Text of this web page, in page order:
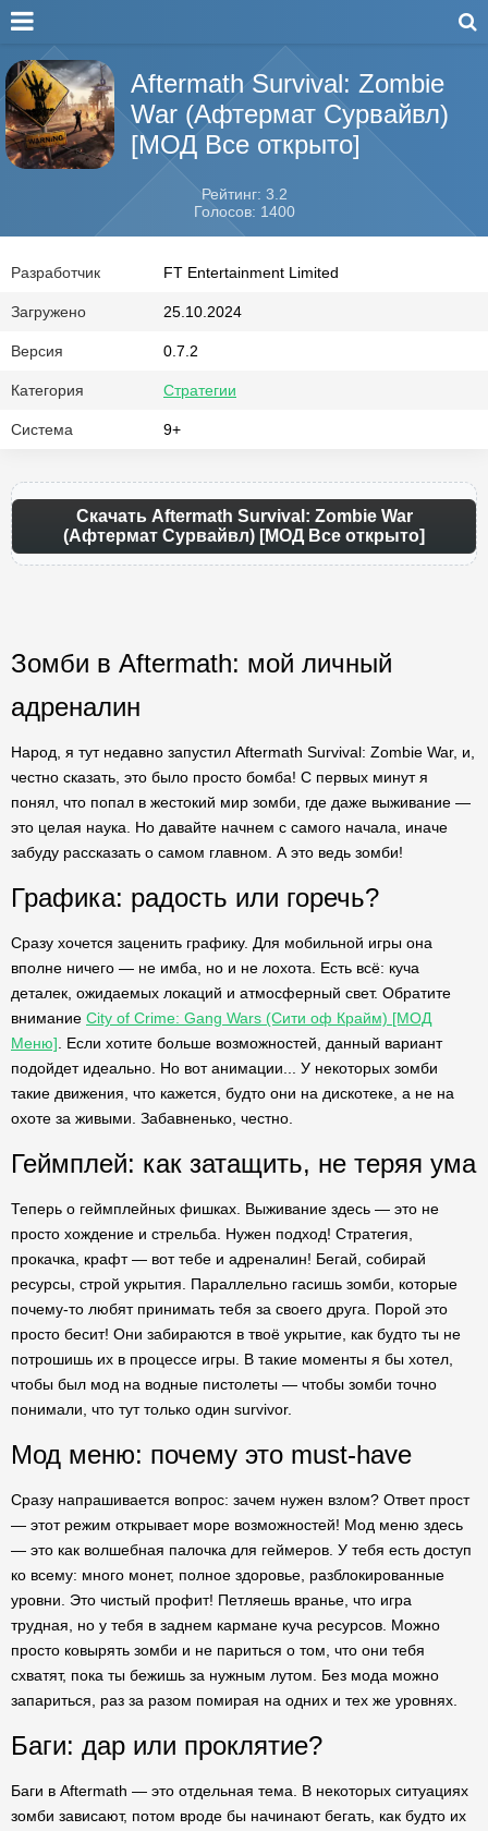
Aftermath Survival: Zombie
War (Афтермат Сурвайвл)
[МОД Все открыто]
Рейтинг: 3.2
Голосов: 1400
Разработчик FT Entertainment Limited
Загружено 25.10.2024
Версия 0.7.2
Категория Стратегии
Система 9+
Скачать Aftermath Survival: Zombie War
(Афтермат Сурвайвл) [МОД Все открыто]
Зомби в Aftermath: мой личный
адреналин
Народ, я тут недавно запустил Aftermath Survival: Zombie War, и,
честно сказать, это было просто бомба! С первых минут я
понял, что попал в жестокий мир зомби, где даже выживание —
это целая наука. Но давайте начнем с самого начала, иначе
забуду рассказать о самом главном. А это ведь зомби!
Графика: радость или горечь?
Сразу хочется заценить графику. Для мобильной игры она
вполне ничего — не имба, но и не лохота. Есть всё: куча
деталек, ожидаемых локаций и атмосферный свет. Обратите
внимание City of Crime: Gang Wars (Сити оф Крайм) [МОД
Меню] . Если хотите больше возможностей, данный вариант
подойдет идеально. Но вот анимации... У некоторых зомби
такие движения, что кажется, будто они на дискотеке, а не на
охоте за живыми. Забавненько, честно.
Геймплей: как затащить, не теряя ума
Теперь о геймплейных фишках. Выживание здесь — это не
просто хождение и стрельба. Нужен подход! Стратегия,
прокачка, крафт — вот тебе и адреналин! Бегай, собирай
ресурсы, строй укрытия. Параллельно гасишь зомби, которые
почему-то любят принимать тебя за своего друга. Порой это
просто бесит! Они забираются в твоё укрытие, как будто ты не
потрошишь их в процессе игры. В такие моменты я бы хотел,
чтобы был мод на водные пистолеты — чтобы зомби точно
понимали, что тут только один survivor.
Мод меню: почему это must-have
Сразу напрашивается вопрос: зачем нужен взлом? Ответ прост
— этот режим открывает море возможностей! Мод меню здесь
— это как волшебная палочка для геймеров. У тебя есть доступ
ко всему: много монет, полное здоровье, разблокированные
уровни. Это чистый профит! Петляешь вранье, что игра
трудная, но у тебя в заднем кармане куча ресурсов. Можно
просто ковырять зомби и не париться о том, что они тебя
схватят, пока ты бежишь за нужным лутом. Без мода можно
запариться, раз за разом помирая на одних и тех же уровнях.
Баги: дар или проклятие?
Баги в Aftermath — это отдельная тема. В некоторых ситуациях
зомби зависают, потом вроде бы начинают бегать, как будто их